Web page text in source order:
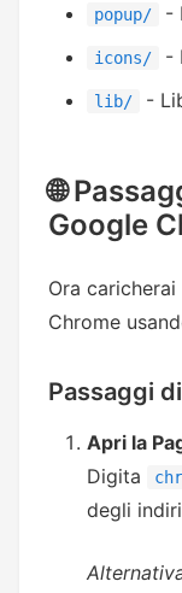
popup/ -
icons/ -
lib/ -
🌐
Google
Ora
Chrome
Passaggi
Apri la
Digita
degli